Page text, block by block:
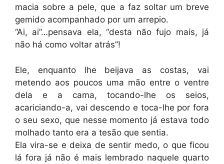
macia sobre a pele, que a faz soltar um breve
gemido acompanhado por um arrepio.
“Ai, ai”…pensava ela, “desta não fujo mais, já
não há como voltar atrás”!
Ele, enquanto lhe beijava as costas, vai
metendo aos poucos uma mão entre o ventre
dela e a cama, tocando-lhe os seios,
acariciando-a, vai descendo e toca-lhe por fora
o seu sexo, que nesse momento já estava todo
molhado tanto era a tesão que sentia.
Ela vira-se e deixa de sentir medo, o que ficou
lá fora já não é mais lembrado naquele quarto